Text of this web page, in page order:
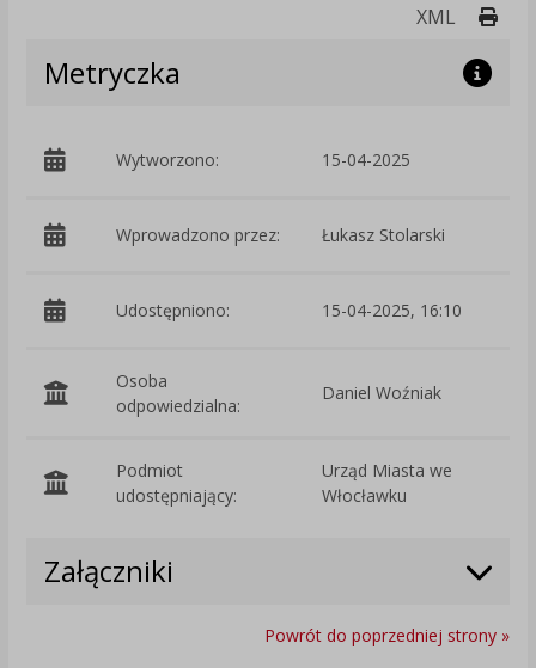
XML
Metryczka
Wytworzono: 15-04-2025
Wprowadzono przez: Łukasz Stolarski
Udostępniono: 15-04-2025, 16:10
Osoba
odpowiedzialna:
Daniel Woźniak
Podmiot
udostępniający:
Urząd Miasta we
Włocławku
Załączniki
Powrót do poprzedniej strony »